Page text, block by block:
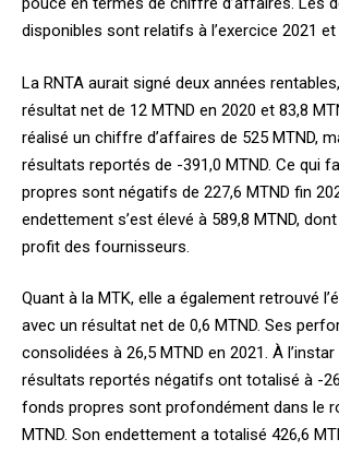
disponibles sont relatifs à l’exercice 2021
La RNTA aurait signé deux années
résultat net de 12 MTND en 2020 et 83,8
réalisé un chiffre d’affaires de 525 MTND,
résultats reportés de -391,0 MTND. Ce qui
propres sont négatifs de 227,6 MTND fin
endettement s’est élevé à 589,8 MTND,
profit des fournisseurs.
Quant à la MTK, elle a également retrouvé
avec un résultat net de 0,6 MTND. Ses
consolidées à 26,5 MTND en 2021. À l’instar
résultats reportés négatifs ont totalisé à -
fonds propres sont profondément dans le
MTND. Son endettement a totalisé 426,6